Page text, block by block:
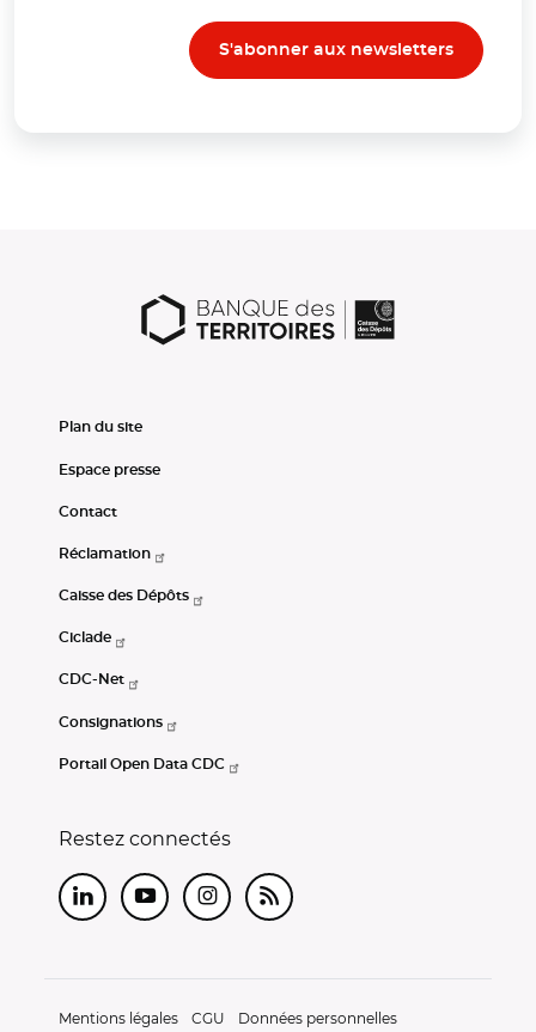
S'abonner aux newsletters
Plan du site
Espace presse
Contact
Réclamation
Caisse des Dépôts
Ciclade
CDC-Net
Consignations
Portail Open Data CDC
Restez connectés
LinkedInYoutubeInstagram
RSS
Mentions légales CGU
Données personnelles